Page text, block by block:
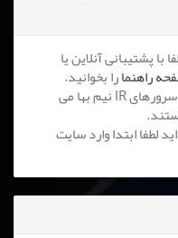
راهنمارا بخوانید.
2-مصرف اینترنت برای خرید قانونی از سرورهای IR نیم بها می
لطفا ابتدا وارد سایت